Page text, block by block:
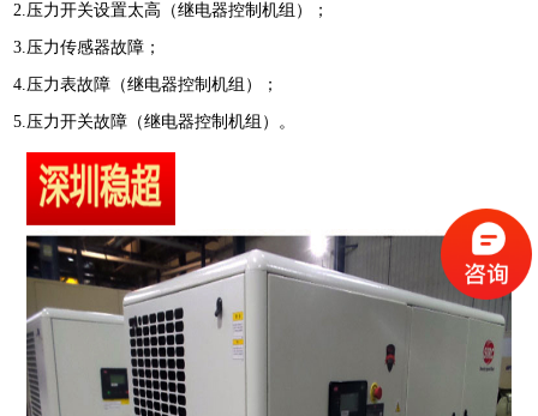
2.压力开关设置太高（继电器控制机组）；
3.压力传感器故障；
4.压力表故障（继电器控制机组）；
5.压力开关故障（继电器控制机组）。